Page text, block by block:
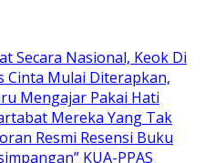
Secara Nasional, Keok Di
Cinta Mulai Diterapkan,
Mengajar Pakai Hati
Mereka Yang Tak
Resmi Resensi Buku
KUA-PPAS